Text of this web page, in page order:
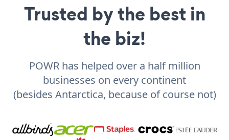
Trusted by the best in
the biz!
POWR has helped over a half million
businesses on every continent
(besides Antarctica, because of course not)